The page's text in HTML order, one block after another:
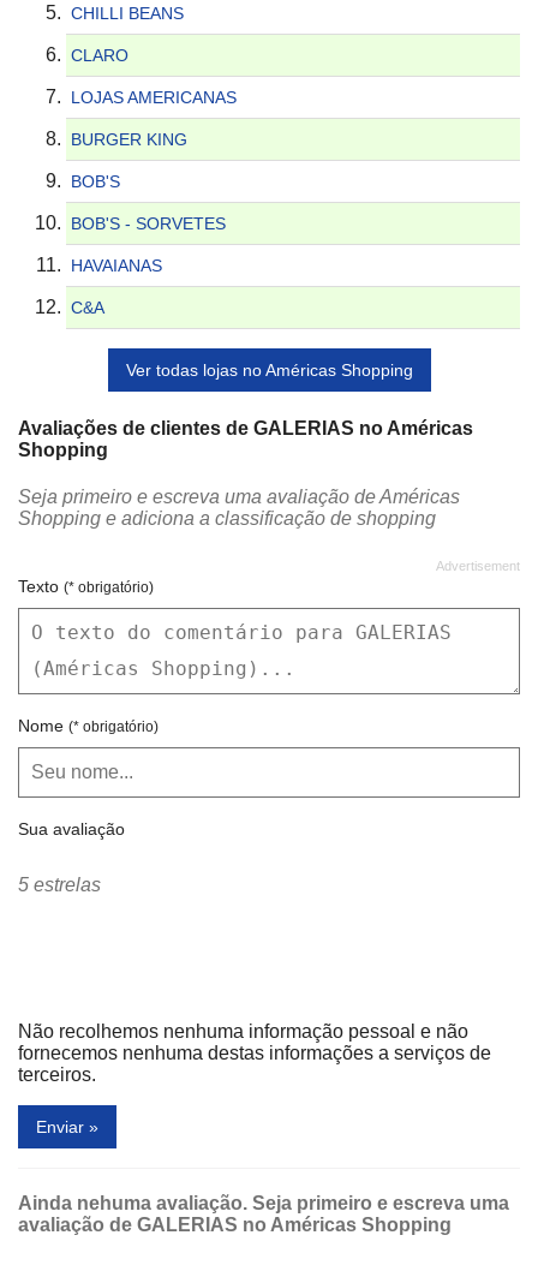
CHILLI BEANS
CLARO
LOJAS AMERICANAS
BURGER KING
BOB'S
BOB'S - SORVETES
HAVAIANAS
C&A
Ver todas lojas no Américas Shopping
Avaliações de clientes de GALERIAS no Américas
Shopping
Seja primeiro e escreva uma avaliação de Américas
Shopping e adiciona a classificação de shopping
Texto (* obrigatório)
Nome (* obrigatório)
Sua avaliação
5 estrelas
Não recolhemos nenhuma informação pessoal e não
fornecemos nenhuma destas informações a serviços de
terceiros.
Enviar »
Ainda nehuma avaliação. Seja primeiro e escreva uma
avaliação de GALERIAS no Américas Shopping